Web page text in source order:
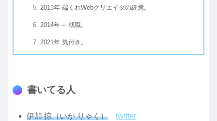
2013年 端くれWebクリエイタの終焉。
2014年～ 就職。
2021年 気付き。
書いてる人
伊加 掠（いか りゃく）
twitter